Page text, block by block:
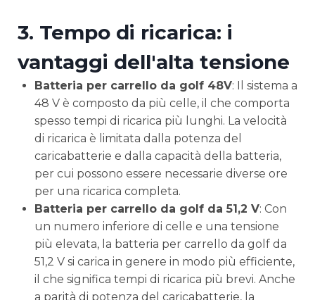
3. Tempo di ricarica: i
vantaggi dell'alta tensione
Batteria per carrello da golf 48V: Il sistema a
48 V è composto da più celle, il che comporta
spesso tempi di ricarica più lunghi. La velocità
di ricarica è limitata dalla potenza del
caricabatterie e dalla capacità della batteria,
per cui possono essere necessarie diverse ore
per una ricarica completa.
Batteria per carrello da golf da 51,2 V: Con
un numero inferiore di celle e una tensione
più elevata, la batteria per carrello da golf da
51,2 V si carica in genere in modo più efficiente,
il che significa tempi di ricarica più brevi. Anche
a parità di potenza del caricabatterie, la